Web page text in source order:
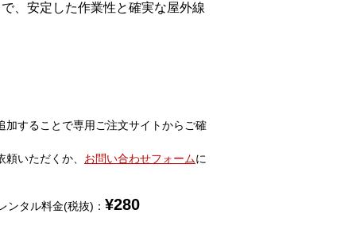
、安定した作業性と確実な屋外線
加することで専用ご注文サイトからご確
いただくか、 お問い合わせフォームに
ンタル料金(税抜)： ¥280